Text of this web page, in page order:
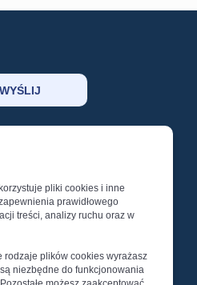
pliki cookies i inne
prawidłowego
treści, analizy ruchu oraz w
rodzaje plików cookies wyrażasz
niezbędne do funkcjonowania